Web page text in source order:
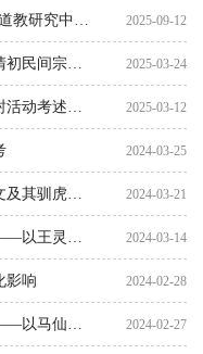
教研究中国 2025-09-12
民间宗教 2025-03-24
活动考述
响
2025-03-12
2024-03-25
其驯虎故 2024-03-21
以王灵官 2024-03-14
影响 2024-02-28
以马仙姑 2024-02-27